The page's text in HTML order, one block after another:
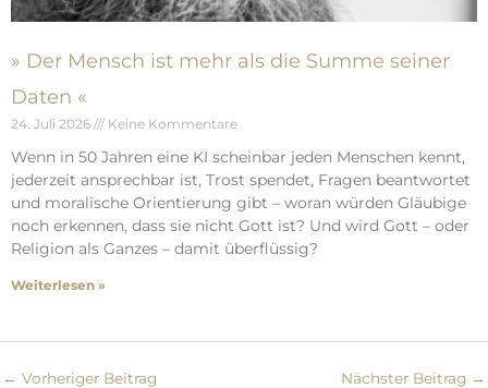
» Der Mensch ist mehr als die Summe seiner
Daten «
24. Juli 2026 Keine Kommentare
Wenn in 50 Jahren eine KI scheinbar jeden Menschen kennt,
jederzeit ansprechbar ist, Trost spendet, Fragen beantwortet
und moralische Orientierung gibt – woran würden Gläubige
noch erkennen, dass sie nicht Gott ist? Und wird Gott – oder
Religion als Ganzes – damit überflüssig?
Weiterlesen »
← Vorheriger Beitrag Nächster Beitrag →